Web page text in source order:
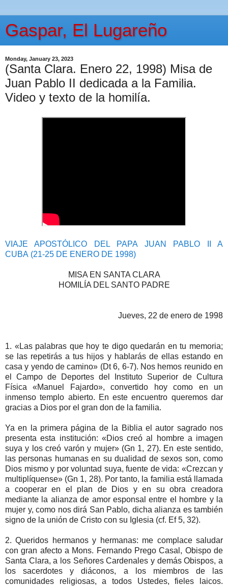
Gaspar, El Lugareño
Monday, January 23, 2023
(Santa Clara. Enero 22, 1998) Misa de
Juan Pablo II dedicada a la Familia.
Video y texto de la homilía.
VIAJE APOSTÓLICO DEL PAPA JUAN PABLO II A
CUBA (21-25 DE ENERO DE 1998)
MISA EN SANTA CLARA
HOMILÍA DEL SANTO PADRE
Jueves, 22 de enero de 1998
1. «Las palabras que hoy te digo quedarán en tu memoria;
se las repetirás a tus hijos y hablarás de ellas estando en
casa y yendo de camino» (Dt 6, 6-7). Nos hemos reunido en
el Campo de Deportes del Instituto Superior de Cultura
Física «Manuel Fajardo», convertido hoy como en un
inmenso templo abierto. En este encuentro queremos dar
gracias a Dios por el gran don de la familia.
Ya en la primera página de la Biblia el autor sagrado nos
presenta esta institución: «Dios creó al hombre a imagen
suya y los creó varón y mujer» (Gn 1, 27). En este sentido,
las personas humanas en su dualidad de sexos son, como
Dios mismo y por voluntad suya, fuente de vida: «Crezcan y
multiplíquense» (Gn 1, 28). Por tanto, la familia está llamada
a cooperar en el plan de Dios y en su obra creadora
mediante la alianza de amor esponsal entre el hombre y la
mujer y, como nos dirá San Pablo, dicha alianza es también
signo de la unión de Cristo con su Iglesia (cf. Ef 5, 32).
2. Queridos hermanos y hermanas: me complace saludar
con gran afecto a Mons. Fernando Prego Casal, Obispo de
Santa Clara, a los Señores Cardenales y demás Obispos, a
los sacerdotes y diáconos, a los miembros de las
comunidades religiosas, a todos Ustedes, fieles laicos.